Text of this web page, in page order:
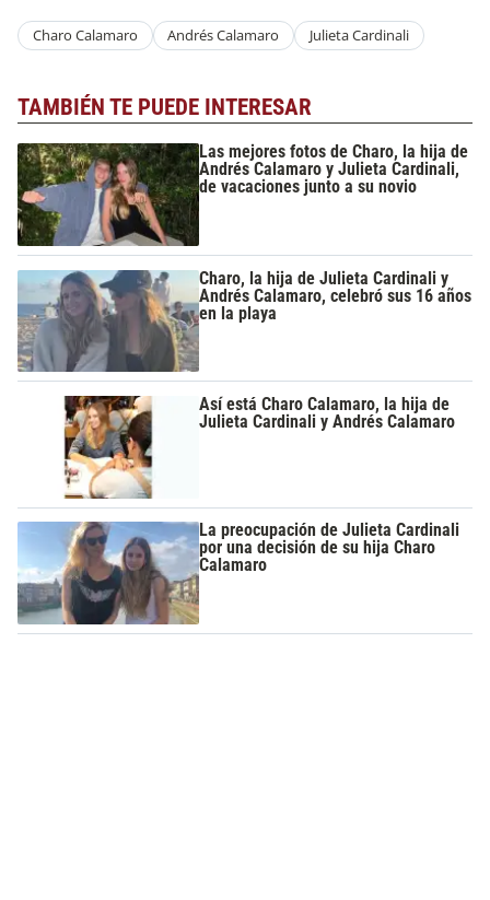
Charo Calamaro Andrés Calamaro Julieta Cardinali
TAMBIÉN TE PUEDE INTERESAR
Las mejores fotos de Charo, la hija de
Andrés Calamaro y Julieta Cardinali,
de vacaciones junto a su novio
Charo, la hija de Julieta Cardinali y
Andrés Calamaro, celebró sus 16 años
en la playa
Así está Charo Calamaro, la hija de
Julieta Cardinali y Andrés Calamaro
La preocupación de Julieta Cardinali
por una decisión de su hija Charo
Calamaro